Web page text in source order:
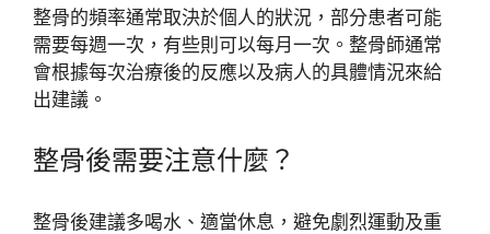
整骨的頻率通常取決於個人的狀況，部分患者可能
需要每週一次，有些則可以每月一次。整骨師通常
會根據每次治療後的反應以及病人的具體情況來給
出建議。
整骨後需要注意什麼？
整骨後建議多喝水、適當休息，避免劇烈運動及重